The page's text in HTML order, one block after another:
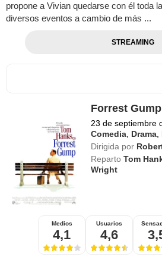
propone a Vivian quedarse con él toda
diversos eventos a cambio de más ...
STREAMING
Forrest Gump
23 de septiembre
Comedia, Drama,
Dirigida por
Reparto Tom
Wright
Medios
4,1
Usuarios
4,6